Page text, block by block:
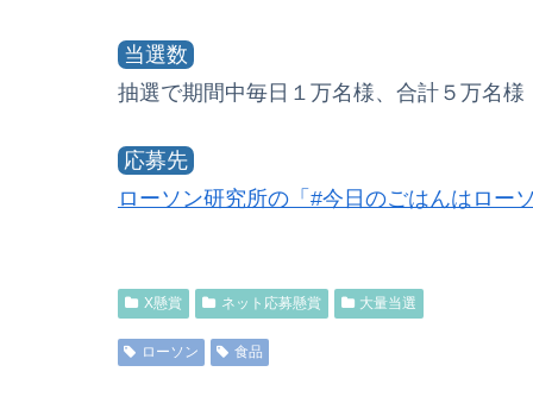
当選数
抽選で期間中毎日１万名様、合計５万名様
応募先
ローソン研究所の「#今日のごはんはロー
X懸賞 ネット応募懸賞 大量当選
ローソン 食品